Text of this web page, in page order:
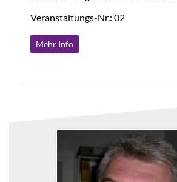
Veranstaltungs-Nr.: 02
Mehr Info